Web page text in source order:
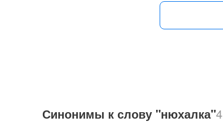
Синонимы к слову "нюхалка"4